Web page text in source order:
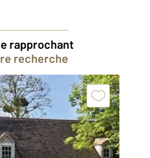
rapprochant
recherche